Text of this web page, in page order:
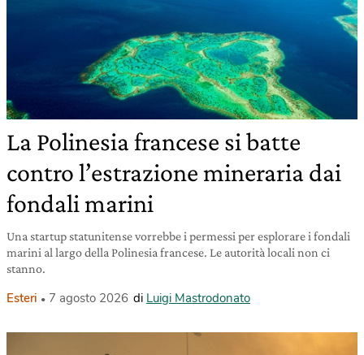
La Polinesia francese si batte
contro l’estrazione mineraria dai
fondali marini
Una startup statunitense vorrebbe i permessi per esplorare i fondali
marini al largo della Polinesia francese. Le autorità locali non ci
stanno.
Esteri 7 agosto 2026 di Luigi Mastrodonato